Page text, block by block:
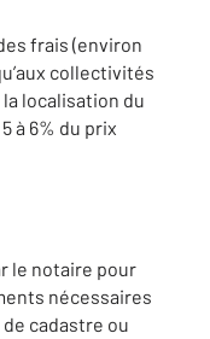
frais (environ
collectivités
localisation du
à 6% du prix
le notaire pour
nécessaires
cadastre ou